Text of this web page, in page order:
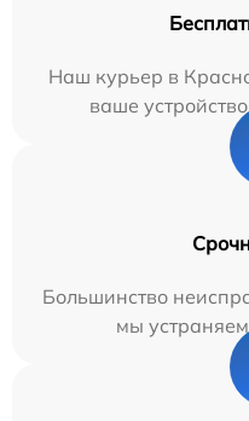
Наш курьер в
ваше
Большинство
мы